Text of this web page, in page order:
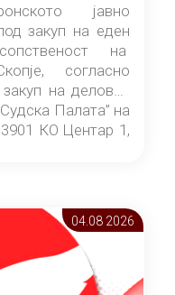
јавно
закуп на еден
на
согласно
на деловен
Палата” на
КО Центар 1,
од 3
на
најповолниот
04.08 2026